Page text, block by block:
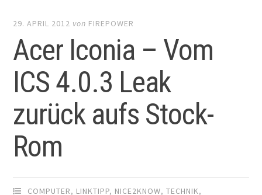
29. APRIL 2012 von FIREPOWER
Acer Iconia – Vom
ICS 4.0.3 Leak
zurück aufs Stock-
Rom
COMPUTER, LINKTIPP, NICE2KNOW,TECHNIK,